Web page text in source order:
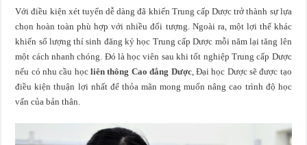
Với điều kiện xét tuyển dễ dàng đã khiến Trung cấp Dược trở thành sự lựa
chọn hoàn toàn phù hợp với nhiều đối tượng. Ngoài ra, một lợi thế khác
khiến số lượng thí sinh đăng ký học Trung cấp Dược mỗi năm lại tăng lên
một cách nhanh chóng. Đó là học viên sau khi tốt nghiệp Trung cấp Dược
nếu có nhu cầu họcliên thông Cao đẳng Dược, Đại học Dược sẽ được tạo
điều kiện thuận lợi nhất để thỏa mãn mong muốn nâng cao trình độ học
vấn của bản thân.